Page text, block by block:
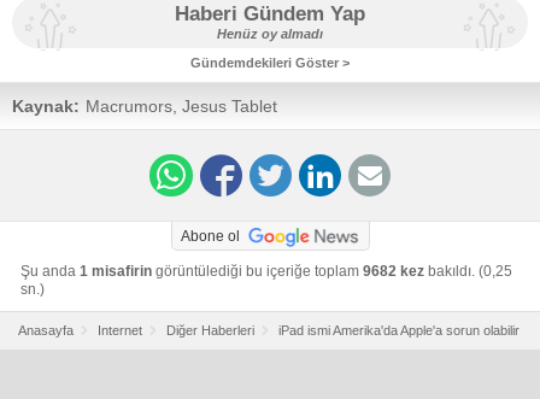
Haberi Gündem Yap
Henüz oy almadı
Gündemdekileri Göster >
Kaynak: Macrumors, Jesus Tablet
Abone ol
Şu anda 1 misafirin görüntülediği bu içeriğe toplam 9682 kez bakıldı. (0,25
sn.)
Anasayfa Internet Diğer Haberleri iPad ismi Amerika'da Apple'a sorun olabilir